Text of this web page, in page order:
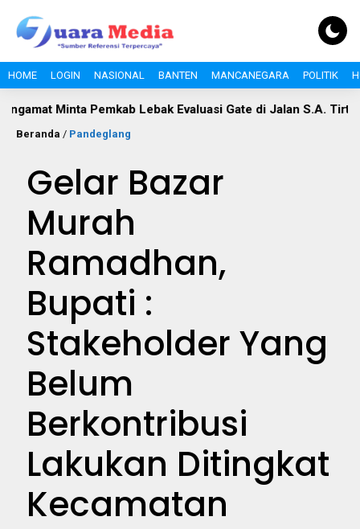
HOME LOGIN NASIONAL BANTEN MANCANEGARA POLITIK
Pemkab Lebak Evaluasi Gate di Jalan S.A. Tirtayasa
Beranda / Pandeglang
Gelar Bazar
Murah
Ramadhan,
Bupati :
Stakeholder Yang
Belum
Berkontribusi
Lakukan Ditingkat
Kecamatan